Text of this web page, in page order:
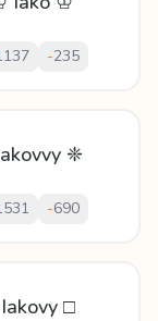
-235
❈
-690
Iakovy □